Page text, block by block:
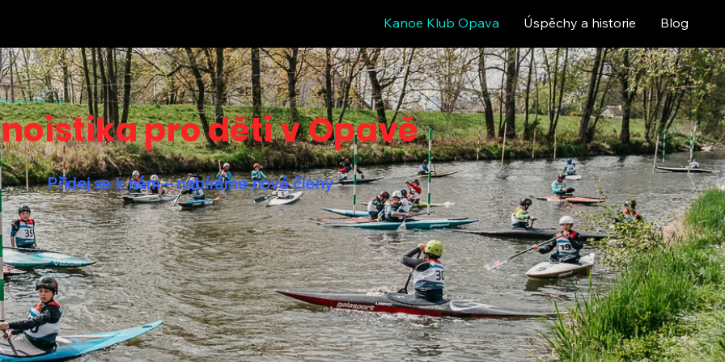
Kanoe Klub Opava Úspěchy a historie Blog
pro děti v Opavě
Přidej se k nám – nabíráme nové členy